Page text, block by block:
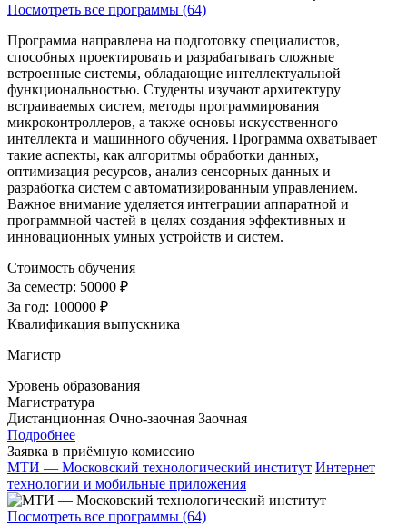
Посмотреть все программы (64)
Программа направлена на подготовку специалистов,
способных проектировать и разрабатывать сложные
встроенные системы, обладающие интеллектуальной
функциональностью. Студенты изучают архитектуру
встраиваемых систем, методы программирования
микроконтроллеров, а также основы искусственного
интеллекта и машинного обучения. Программа охватывает
такие аспекты, как алгоритмы обработки данных,
оптимизация ресурсов, анализ сенсорных данных и
разработка систем с автоматизированным управлением.
Важное внимание уделяется интеграции аппаратной и
программной частей в целях создания эффективных и
инновационных умных устройств и систем.
Стоимость обучения
За семестр: 50000 ₽
За год: 100000 ₽
Квалификация выпускника
Магистр
Уровень образования
Магистратура
Дистанционная Очно-заочная Заочная
Подробнее
Заявка в приёмную комиссию
МТИ — Московский технологический институт Интернет
технологии и мобильные приложения
Посмотреть все программы (64)